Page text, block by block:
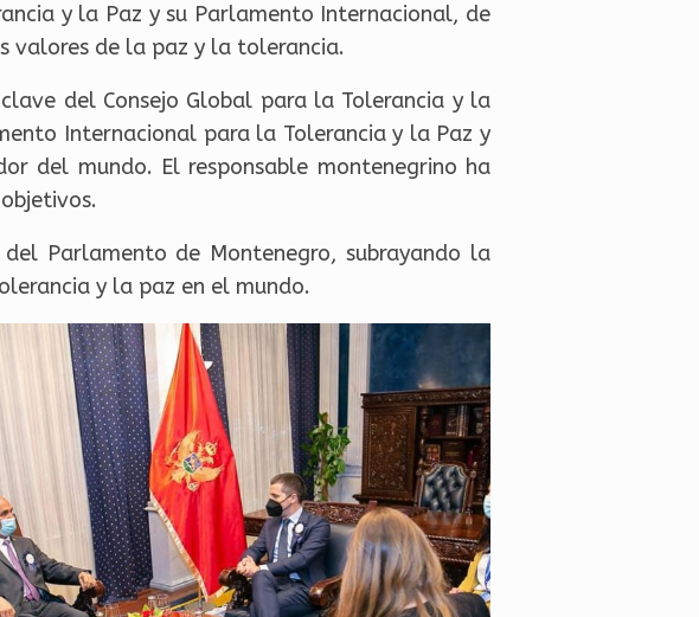
y la Paz y su Parlamento Internacional, de
valores de la paz y la tolerancia.
del Consejo Global para la Tolerancia y la
Internacional para la Tolerancia y la Paz y
del mundo. El responsable montenegrino ha
Parlamento de Montenegro, subrayando la
y la paz en el mundo.